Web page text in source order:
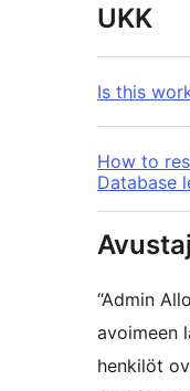
UKK
Is this
How to
Database
“Admin
avoimeen
henkilöt